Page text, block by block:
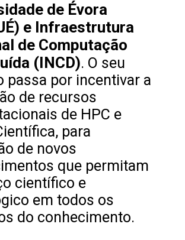
de Évora
e Infraestrutura
de Computação
(INCD). O seu
passa por incentivar a
de recursos
de HPC e
para
de novos
que permitam
científico e
em todos os
do conhecimento.